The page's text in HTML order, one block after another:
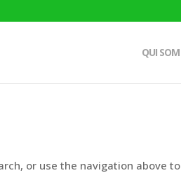
QUI SOM
or use the navigation above to